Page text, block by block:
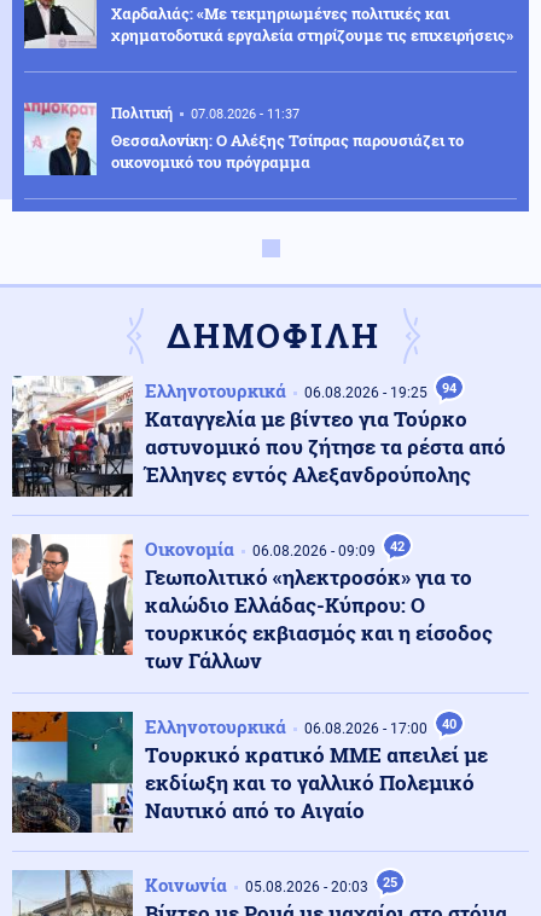
Χαρδαλιάς: «Με τεκμηριωμένες πολιτικές και
χρηματοδοτικά εργαλεία στηρίζουμε τις επιχειρήσεις»
Πολιτική 07.08.2026 - 11:37
Θεσσαλονίκη: Ο Αλέξης Τσίπρας παρουσιάζει το
οικονομικό του πρόγραμμα
07.08.2026 - 11:30
πως θα τον χρησιμοποιήσει κατά Ισραήλ-Ελλάδας-
Κύπρου;
Κόσμος
Eurostat: Πρωταθλήτρια στο κάπνισμα η Ελλάδα
ανάμεσα στις χώρες της ΕΕ
Κοινωνία
Θεσσαλονίκη: Συνελήφθη Τούρκος για διακίνηση
ναρκωτικών, οπλοκατοχή και ληστεία
Κοινωνία 07.08.2026 - 11:08
Σεισμός μεγέθους 3,6 Ρίχτερ χτύπησε τη Ρόδο
Κόσμος 07.08.2026 - 10:52
Νέα μελέτη: Οι πρώτοι Ευρωπαίοι ίσως κατέφευγαν
στον κανιβαλισμό (εικόνες)
Κοινωνία 07.08.2026 - 10:45
Πάτρα: Επιτήδειοι εξαπάτησαν 63χρονη ζητώντας
ΔΗΜΟΦΙΛΗ
Ελληνοτουρκικά 06.08.2026 - 19:25 94
Καταγγελία με βίντεο για Τούρκο
αστυνομικό που ζήτησε τα ρέστα από
Έλληνες εντός Αλεξανδρούπολης
Οικονομία 06.08.2026 - 09:09 42
Γεωπολιτικό «ηλεκτροσόκ» για το
καλώδιο Ελλάδας-Κύπρου: Ο
τουρκικός εκβιασμός και η είσοδος
των Γάλλων
Ελληνοτουρκικά 06.08.2026 - 17:00 40
Tουρκικό κρατικό ΜΜΕ απειλεί με
εκδίωξη και το γαλλικό Πολεμικό
Ναυτικό από το Αιγαίο
Κοινωνία 05.08.2026 - 20:03 25